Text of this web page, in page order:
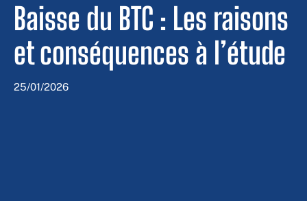
Baisse du BTC : Les raisons
et conséquences à l’étude
25/01/2026